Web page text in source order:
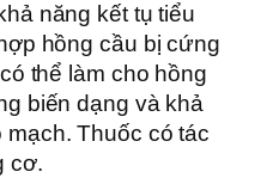
năng kết tụ tiểu
hồng cầu bị cứng
thể làm cho hồng
biến dạng và khả
Thuốc có tác
cơ.